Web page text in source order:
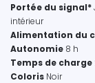
Portée du signal*
intérieur
Alimentation du
Autonomie 8 h
Temps de charge
Coloris Noir